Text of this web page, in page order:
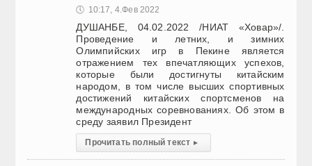
🕔 10:17, 4.Фев 2022
ДУШАНБЕ, 04.02.2022 /НИАТ «Ховар»/.
Проведение и летних, и зимних
Олимпийских игр в Пекине является
отражением тех впечатляющих успехов,
которые были достигнуты китайским
народом, в том числе высших спортивных
достижений китайских спортсменов на
международных соревнованиях. Об этом в
среду заявил Президент
Прочитать полный текст ▸